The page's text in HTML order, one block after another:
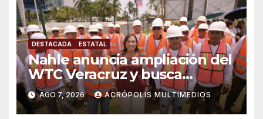
DESTACADA ESTATAL
Nahle anuncia ampliación del
WTC Veracruz y busca
solución para ingenio en crisis
AGO 7, 2026 ACRÓPOLIS MULTIMEDIOS